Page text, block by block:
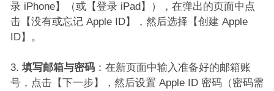
录 iPhone】（或【登录 iPad】），在弹出的页面中点
击【没有或忘记 Apple ID】，然后选择【创建 Apple
ID】。​
填写邮箱与密码：在新页面中输入准备好的邮箱账
号，点击【下一步】，然后设置 Apple ID 密码（密码需